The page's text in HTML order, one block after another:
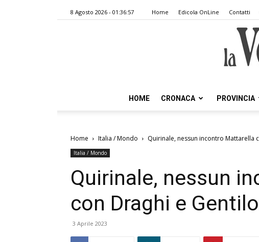
8 Agosto 2026 - 01:36:57 Home Edicola OnLine Contatti
HOME CRONACA PROVINCIA
Home Italia / Mondo Quirinale, nessun incontro Mattarella
Italia / Mondo
Quirinale, nessun
con Draghi e
3 Aprile 2023